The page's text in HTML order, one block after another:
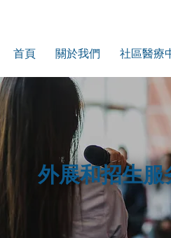
首頁 關於我們 社區醫療
外展和招生服